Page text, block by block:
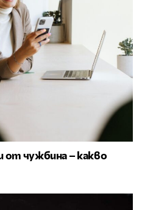
от чужбина – какво